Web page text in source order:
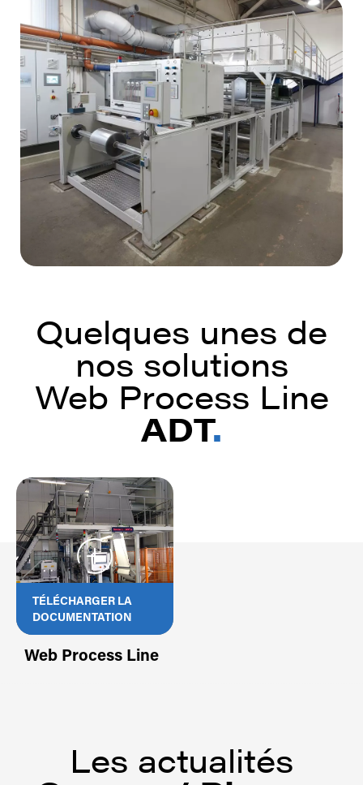
Quelques unes de
nos solutions
Web Process Line
ADT.
TÉLÉCHARGER LA
DOCUMENTATION
Web Process Line
Les actualités